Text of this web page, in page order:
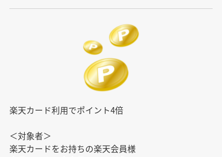
楽天カード利用でポイント4倍
＜対象者＞
楽天カードをお持ちの楽天会員様